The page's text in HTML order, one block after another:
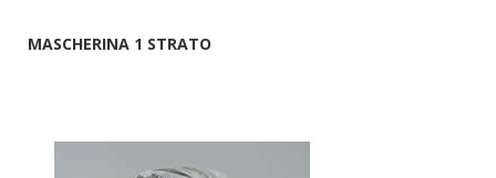
MASCHERINA 1 STRATO